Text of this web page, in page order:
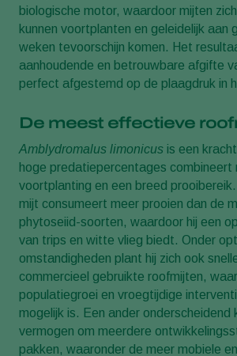
biologische motor, waardoor mijten
kunnen voortplanten en geleidelijk aan
weken tevoorschijn komen. Het
aanhoudende en betrouwbare afgifte
perfect afgestemd op de plaagdruk in
De meest effectieve
Amblydromalus limonicus is een
hoge predatiepercentages combineert
voortplanting en een breed
mijt consumeert meer prooien dan de
phytoseiid-soorten, waardoor hij een
van trips en witte vlieg biedt. Onder
omstandigheden plant hij zich ook
commercieel gebruikte roofmijten,
populatiegroei en vroegtijdige
mogelijk is. Een ander onderscheidend
vermogen om meerdere
pakken, waaronder de meer mobiele